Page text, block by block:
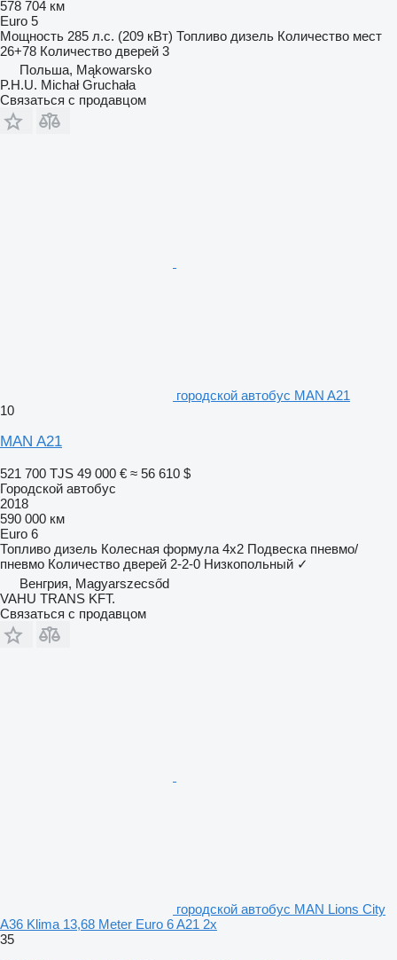
578 704 км
Euro 5
Мощность 285 л.с. (209 кВт) Топливо дизель Количество мест
26+78 Количество дверей 3
Польша, Mąkowarsko
P.H.U. Michał Gruchała
Связаться с продавцом
городской автобус MAN A21
10
MAN A21
521 700 TJS 49 000 € ≈ 56 610 $
Городской автобус
2018
590 000 км
Euro 6
Топливо дизель Колесная формула 4x2 Подвеска пневмо/
пневмо Количество дверей 2-2-0 Низкопольный ✓
Венгрия, Magyarszecsőd
VAHU TRANS KFT.
Связаться с продавцом
городской автобус MAN Lions City
A36 Klima 13,68 Meter Euro 6 A21 2x
35